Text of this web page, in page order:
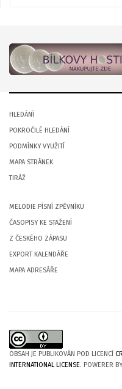
HLEDÁNÍ
POKROČILÉ HLEDÁNÍ
PODMÍNKY VYUŽITÍ
MAPA STRÁNEK
TIRÁŽ
MELODIE PÍSNÍ ZPĚVNÍKU
ČASOPISY KE STAŽENÍ
Z ČESKÉHO ZÁPASU
EXPORT KALENDÁŘE
MAPA ADRESÁŘE
OBSAH JE PUBLIKOVÁN POD LICENCÍ
INTERNATIONAL LICENSE. POWERER